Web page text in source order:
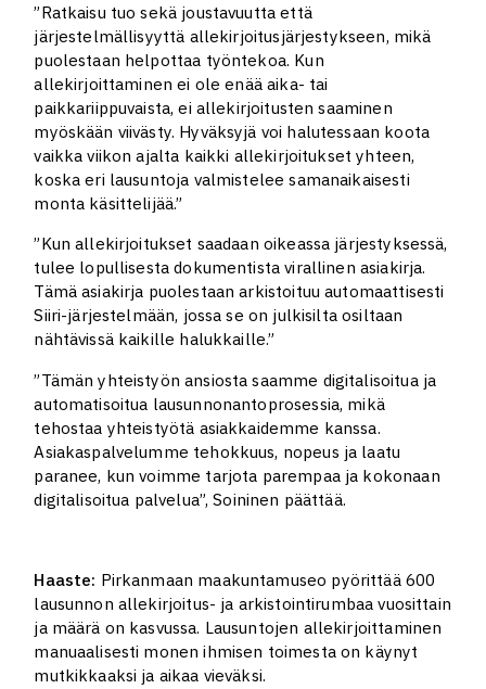
”Ratkaisu tuo sekä joustavuutta että
järjestelmällisyyttä allekirjoitusjärjestykseen, mikä
puolestaan helpottaa työntekoa. Kun
allekirjoittaminen ei ole enää aika- tai
paikkariippuvaista, ei allekirjoitusten saaminen
myöskään viivästy. Hyväksyjä voi halutessaan koota
vaikka viikon ajalta kaikki allekirjoitukset yhteen,
koska eri lausuntoja valmistelee samanaikaisesti
monta käsittelijää.”
”Kun allekirjoitukset saadaan oikeassa järjestyksessä,
tulee lopullisesta dokumentista virallinen asiakirja.
Tämä asiakirja puolestaan arkistoituu automaattisesti
Siiri-järjestelmään, jossa se on julkisilta osiltaan
nähtävissä kaikille halukkaille.”
”Tämän yhteistyön ansiosta saamme digitalisoitua ja
automatisoitua lausunnonantoprosessia, mikä
tehostaa yhteistyötä asiakkaidemme kanssa.
Asiakaspalvelumme tehokkuus, nopeus ja laatu
paranee, kun voimme tarjota parempaa ja kokonaan
digitalisoitua palvelua”, Soininen päättää.
Haaste: Pirkanmaan maakuntamuseo pyörittää 600
lausunnon allekirjoitus- ja arkistointirumbaa vuosittain
ja määrä on kasvussa. Lausuntojen allekirjoittaminen
manuaalisesti monen ihmisen toimesta on käynyt
mutkikkaaksi ja aikaa vieväksi.